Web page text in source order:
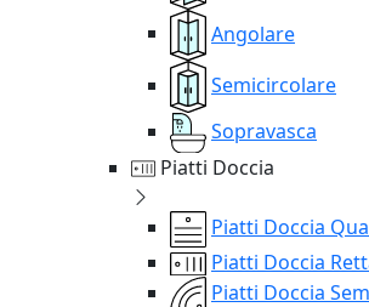
Angolare
Semicircolare
Sopravasca
Piatti Doccia
Piatti Doccia
Piatti Doccia
Piatti Doccia